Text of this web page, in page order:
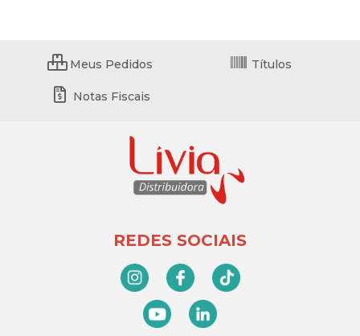
Meus Pedidos Títulos
Notas Fiscais
REDES SOCIAIS